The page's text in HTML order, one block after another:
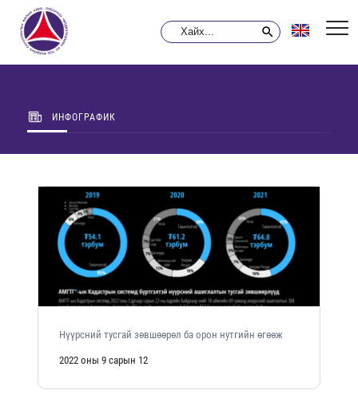
ИНФОГРАФИК
Нүүрсний тусгай зөвшөөрөл ба орон нутгийн өгөөж
2022 оны 9 сарын 12